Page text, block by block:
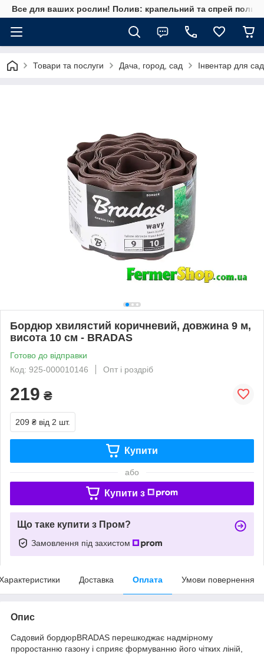
Все для ваших рослин! Полив: крапельний та спрей полив,
Товари та послуги Дача, город, сад Інвентар для
Бордюр хвилястий коричневий, довжина 9 м,
висота 10 см - BRADAS
Готово до відправки
Код: 925-000010146
Опт і роздріб
219 ₴
209 ₴ від 2 шт.
Купити
або
Купити з
Що таке купити з Пром?
Замовлення під захистом
Доставка Оплата Умови повернення
Опис
Садовий бордюрBRADAS перешкоджає надмірному
проростанню газону і сприяє формуванню його чітких ліній,